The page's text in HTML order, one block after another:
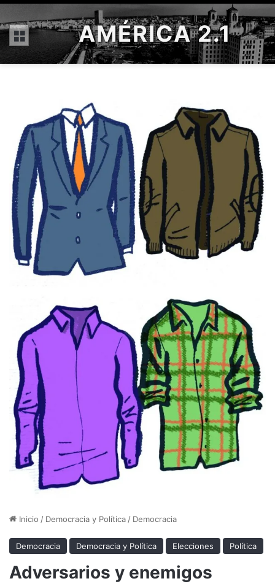
Menú AMÉRICA 2.1
Inicio / Democracia y Política / Democracia
Democracia Democracia y Política Elecciones Política
Adversarios y enemigos